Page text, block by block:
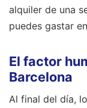
alquiler de una
puedes gastar
El factor
Barcelona
Al final del día,